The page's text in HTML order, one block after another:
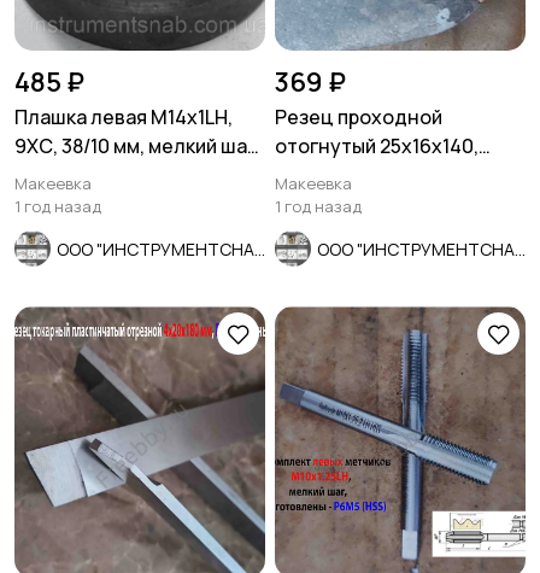
485 ₽
Плашка левая М14х1LH,
9ХС, 38/10 мм, мелкий шаг,
ГОСТ 9740-71
Макеевка
1 год назад
369 ₽
Резец проходной
отогнутый 25х16х140,
Т5К10, 2102-0005, ГОСТ
18877-73.
Макеевка
1 год назад